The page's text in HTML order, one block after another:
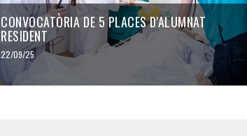
CONVOCATÒRIA DE 5 PLACES D'ALUMNAT
RESIDENT
22/09/25